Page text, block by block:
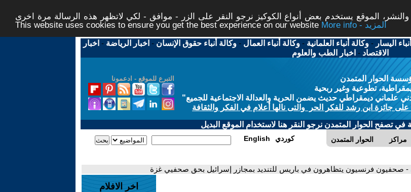
الموقع يستخدم بعض أنواع الكوكيز نرجو النقر على الزر - موافق - لكي لاتظهر هذه الرسالة مرة اخرى -
This website uses cookies to ensure you get the best experience on our website
More info - المزيد
اليسار -وكالة أنباء العلمانية -وكالة أنباء العمال -وكالة أنباء حقوق الإنسان - اخبار الرياضة - اخبار
الاقتصاد - اخبار الطب والعلوم
التبرع للموقع - ادعمونا
الحوار المتمدن
تطوعية وغير ربحية
علماني ديمقراطي حديث يضمن الحرية والعدالة الاجتماعية للجميع"
جائزة ابن رشد للفكر الحر والتى نالها أعلام في الفكر والثقافة
في تصفح الحوار المتمدن نرجو النقر هنا لاستخدام الموقع البديل
الحوار المتمدن مراكز English كوردي
- صحفيون فرنسيون يتظاهرون في باريس للتنديد بمجازر إسرائيل بحق صحفيي غزة
اخر الافلام